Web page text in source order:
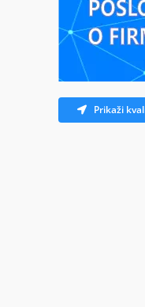
Prikaži